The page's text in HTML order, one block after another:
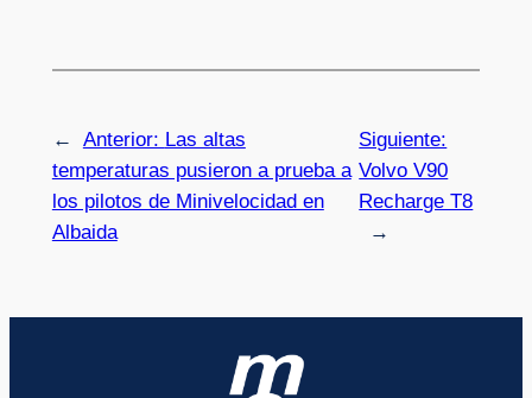
← Anterior: Las altas
temperaturas pusieron a prueba a
los pilotos de Minivelocidad en
Albaida
Siguiente:
Volvo V90
Recharge T8
→